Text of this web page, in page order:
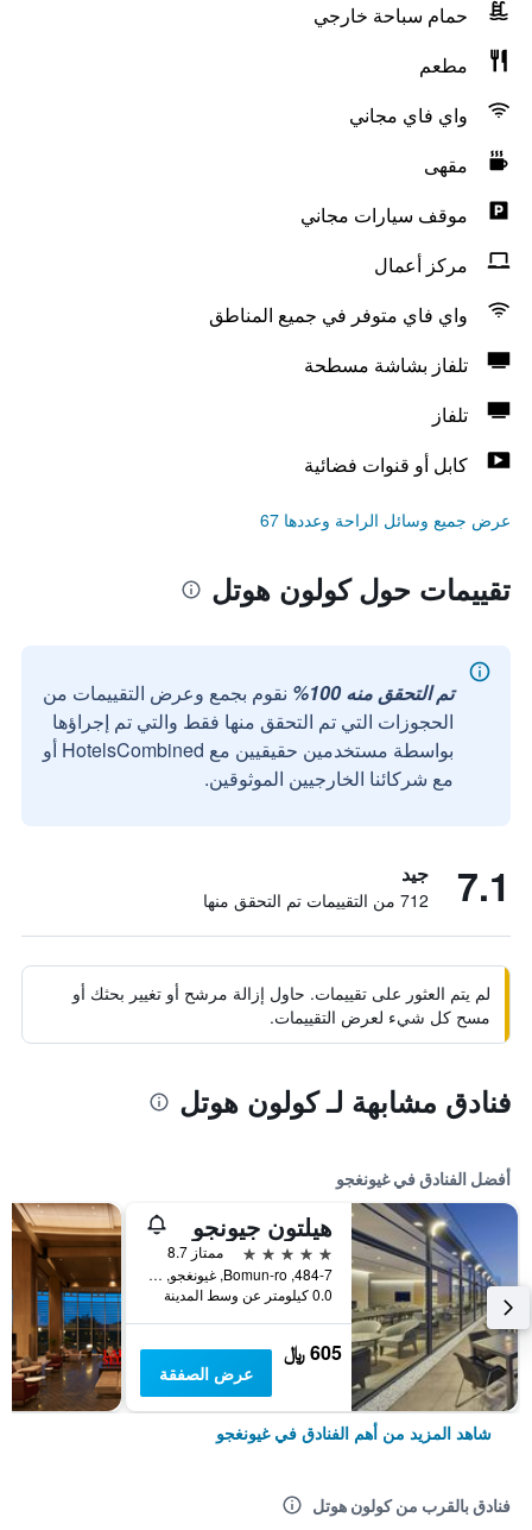
حمام سباحة خارجي
مطعم
واي فاي مجاني
مقهى
موقف سيارات مجاني
مركز أعمال
واي فاي متوفر في جميع المناطق
تلفاز بشاشة مسطحة
تلفاز
كابل أو قنوات فضائية
عرض جميع وسائل الراحة وعددها 67
تقييمات حول كولون هوتل
تم التحقق منه 100%
نقوم بجمع وعرض التقييمات من
الحجوزات التي تم التحقق منها فقط والتي تم إجراؤها
بواسطة مستخدمين حقيقيين مع HotelsCombined أو
مع شركائنا الخارجيين الموثوقين.
7.1 جيد
712 من التقييمات تم التحقق منها
لم يتم العثور على تقييمات. حاول إزالة مرشح أو تغيير بحثك أو
مسح كل شيء لعرض التقييمات.
فنادق مشابهة لـ كولون هوتل
أفضل الفنادق في غيونغجو
هيلتون جيونجو
5 نجوم
ممتاز 8.7
484-7, Bomun-ro, غيونغجو, كوريا الجنوبية
0.0 كيلومتر عن وسط المدينة
605 ﷼
عرض الصفقة
شاهد المزيد من أهم الفنادق في غيونغجو
فنادق بالقرب من كولون هوتل